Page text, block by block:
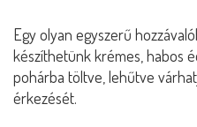
Egy olyan egyszerű
készíthetünk krémes, habos
pohárba töltve, lehűtve
érkezését.